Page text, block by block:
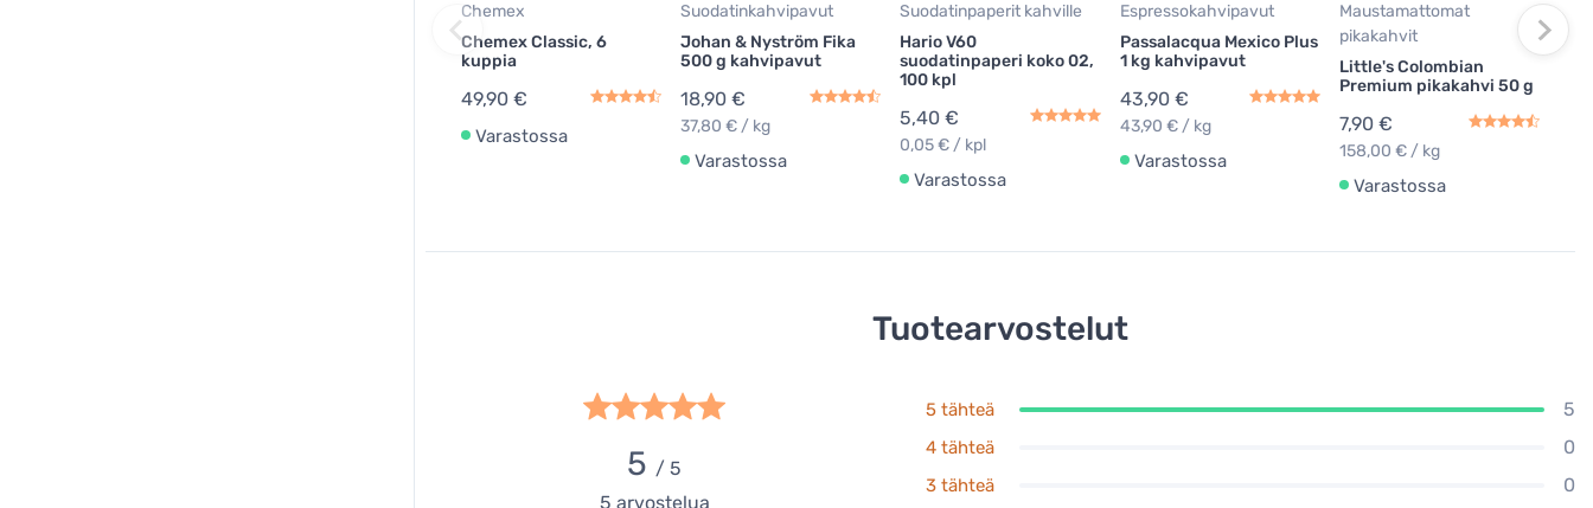
Chemex
Chemex Classic, 6
kuppia
49,90 €
Varastossa
Suodatinkahvipavut
Johan & Nyström Fika
500 g kahvipavut
18,90 €
37,80 € / kg
Varastossa
Suodatinpaperit kahville
Hario V60
suodatinpaperi koko 02,
100 kpl
5,40 €
0,05 € / kpl
Varastossa
Espressokahvipavut
Passalacqua Mexico Plus
1 kg kahvipavut
43,90 €
43,90 € / kg
Varastossa
Maustamattomat
pikakahvit
Little's Colombian
Premium pikakahvi 50 g
7,90 €
158,00 € / kg
Varastossa
Tuotearvostelut
5 / 5
5 arvostelua
5 tähteä 5
4 tähteä 0
3 tähteä 0